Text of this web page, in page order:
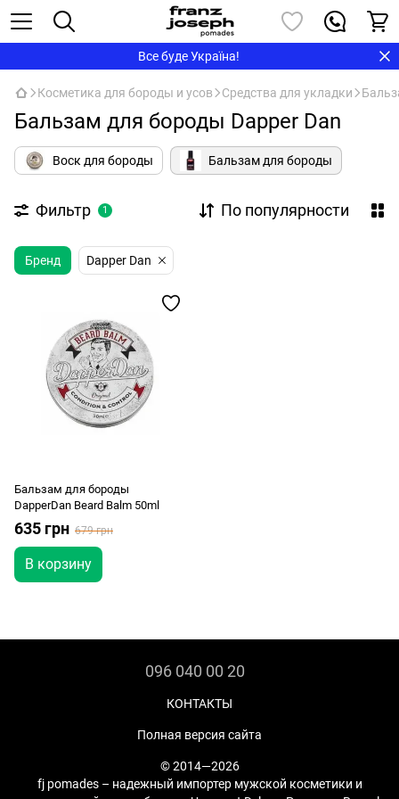
Все буде Україна!
Косметика для бороды и усов Средства для укладки
Бальзам для бороды Dapper Dan
Воск для бороды Бальзам для бороды
Фильтр 1 По популярности
Бренд Dapper Dan
Бальзам для бороды
DapperDan Beard Balm 50ml
635 грн 679 грн
В корзину
096 040 00 20
КОНТАКТЫ
Полная версия сайта
© 2014—2026
fj pomades – надежный импортер мужской косметики и